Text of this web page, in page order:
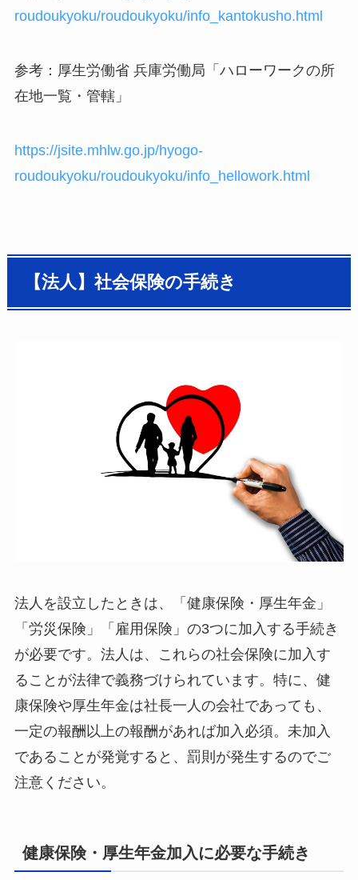
roudoukyoku/roudoukyoku/info_kantokusho.html
参考：厚生労働省 兵庫労働局「ハローワークの所
在地一覧・管轄」
https://jsite.mhlw.go.jp/hyogo-
roudoukyoku/roudoukyoku/info_hellowork.html
【法人】社会保険の手続き
法人を設立したときは、「健康保険・厚生年金」
「労災保険」「雇用保険」の3つに加入する手続き
が必要です。法人は、これらの社会保険に加入す
ることが法律で義務づけられています。特に、健
康保険や厚生年金は社長一人の会社であっても、
一定の報酬以上の報酬があれば加入必須。未加入
であることが発覚すると、罰則が発生するのでご
注意ください。
健康保険・厚生年金加入に必要な手続き